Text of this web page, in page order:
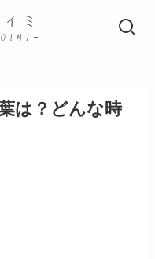
は？どんな時